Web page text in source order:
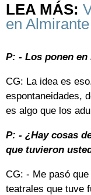
LEA MÁS:
en
P: - Los ponen
CG: La idea es
espontaneidades,
es algo que los
P: - ¿Hay cosas
que tuvieron
CG: - Me pasó
teatrales que tuve